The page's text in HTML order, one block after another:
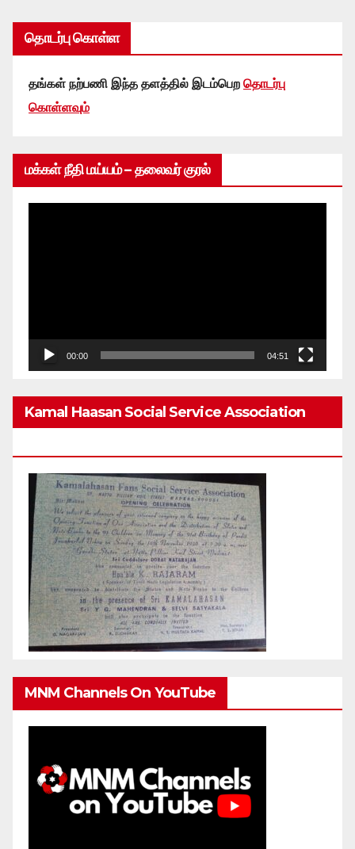
தொடர்பு கொள்ள
தங்கள் நற்பணி இந்த தளத்தில் இடம்பெற தொடர்பு
கொள்ளவும்
மக்கள் நீதி மய்யம் – தலைவர் குரல்
00:00 04:51
Kamal Haasan Social Service Association
MNM Channels On YouTube